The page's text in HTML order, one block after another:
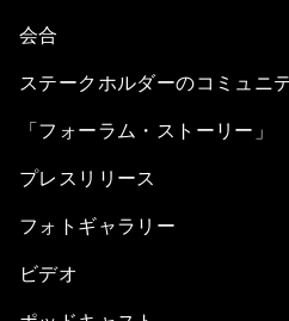
会合
ステークホルダーのコミュニ
「フォーラム・ストーリー」
プレスリリース
フォトギャラリー
ビデオ